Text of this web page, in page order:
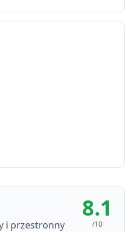
i przestronny
8.1
/10